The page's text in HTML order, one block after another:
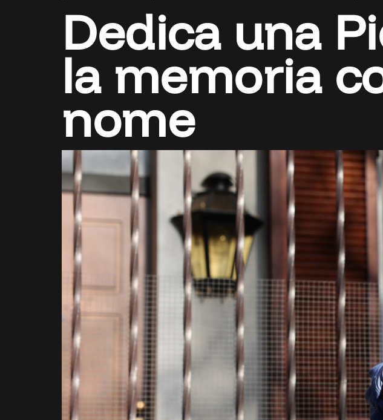
Dedica una
la memoria
nome